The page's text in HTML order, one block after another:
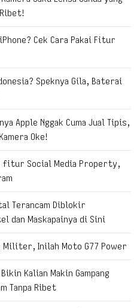
Cek Cara Pakai Fitur
Speknya Gila, Baterai
Apple Nggak Cuma Jual Tipis,
Oke!
fitur Social Media Property,
Terancam Diblokir
dan Maskapainya di Sini
Militer, Inilah Moto G77 Power
Kalian Makin Gampang
Tanpa Ribet